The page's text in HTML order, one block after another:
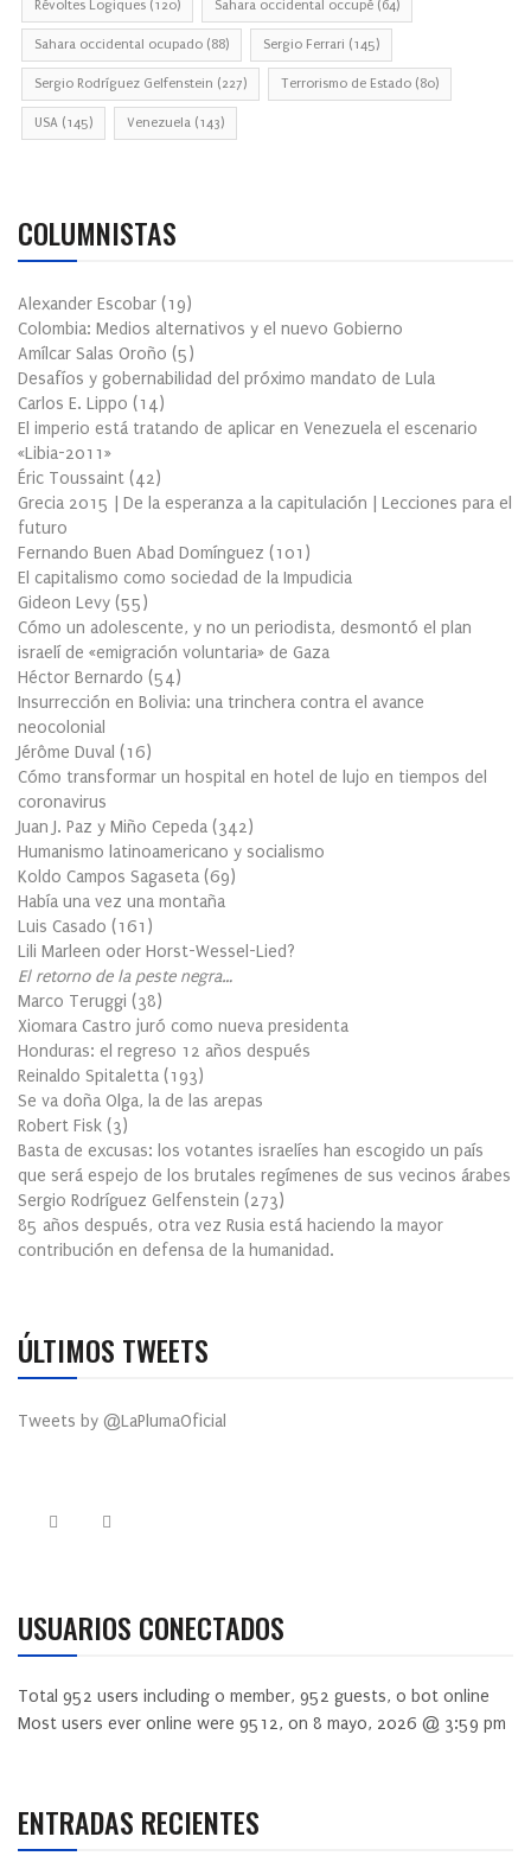
Révoltes Logiques (120) Sahara occidental occupé (64)
Sahara occidental ocupado (88) Sergio Ferrari (145)
Sergio Rodríguez Gelfenstein (227) Terrorismo de Estado (80)
USA (145) Venezuela (143)
COLUMNISTAS
Alexander Escobar (19)
Colombia: Medios alternativos y el nuevo Gobierno
Amílcar Salas Oroño (5)
Desafíos y gobernabilidad del próximo mandato de Lula
Carlos E. Lippo (14)
El imperio está tratando de aplicar en Venezuela el escenario
«Libia-2011»
Éric Toussaint (42)
Grecia 2015 | De la esperanza a la capitulación | Lecciones para el
futuro
Fernando Buen Abad Domínguez (101 )
El capitalismo como sociedad de la Impudicia
Gideon Levy (55)
Cómo un adolescente, y no un periodista, desmontó el plan
israelí de «emigración voluntaria» de Gaza
Héctor Bernardo (54)
Insurrección en Bolivia: una trinchera contra el avance
neocolonial
Jérôme Duval (16)
Cómo transformar un hospital en hotel de lujo en tiempos del
coronavirus
Juan J. Paz y Miño Cepeda (342)
Humanismo latinoamericano y socialismo
Koldo Campos Sagaseta (69)
Había una vez una montaña
Luis Casado (161 )
Lili Marleen oder Horst-Wessel-Lied?
El retorno de la peste negra…
Marco Teruggi (38)
Xiomara Castro juró como nueva presidenta
Honduras: el regreso 12 años después
Reinaldo Spitaletta (193)
Se va doña Olga, la de las arepas
Robert Fisk (3)
Basta de excusas: los votantes israelíes han escogido un país
que será espejo de los brutales regímenes de sus vecinos árabes
Sergio Rodríguez Gelfenstein (273)
85 años después, otra vez Rusia está haciendo la mayor
contribución en defensa de la humanidad.
ÚLTIMOS TWEETS
Tweets by @LaPlumaOficial
USUARIOS CONECTADOS
Total 952 users including 0 member, 952 guests, 0 bot online
Most users ever online were 9512, on 8 mayo, 2026 @ 3:59 pm
ENTRADAS RECIENTES